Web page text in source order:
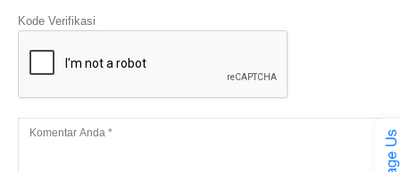
Kode Verifikasi